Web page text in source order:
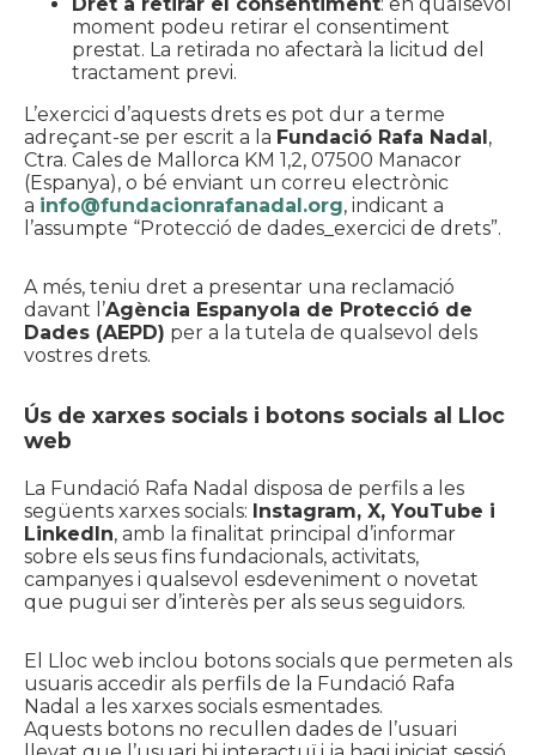
moment podeu retirar el consentiment
prestat. La retirada no afectarà la licitud del
tractament previ.
L’exercici d’aquests drets es pot dur a terme
adreçant-se per escrit a la Fundació Rafa Nadal,
Ctra. Cales de Mallorca KM 1,2, 07500 Manacor
(Espanya), o bé enviant un correu electrònic
a info@fundacionrafanadal.org, indicant a
l’assumpte “Protecció de dades_exercici de drets”.
A més, teniu dret a presentar una reclamació
davant l’Agència Espanyola de Protecció de
Dades (AEPD) per a la tutela de qualsevol dels
vostres drets.
Ús de xarxes socials i botons socials al Lloc
web
La Fundació Rafa Nadal disposa de perfils a les
següents xarxes socials: Instagram, X, YouTube i
LinkedIn, amb la finalitat principal d’informar
sobre els seus fins fundacionals, activitats,
campanyes i qualsevol esdeveniment o novetat
que pugui ser d’interès per als seus seguidors.
El Lloc web inclou botons socials que permeten als
usuaris accedir als perfils de la Fundació Rafa
Nadal a les xarxes socials esmentades.
Aquests botons no recullen dades de l’usuari